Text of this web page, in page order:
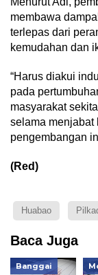
membawa
terlepas dari
kemudahan dan
“Harus diakui
pada
masyarakat
selama menjabat
pengembangan
(Red)
Huabao
Baca Juga
Banggai